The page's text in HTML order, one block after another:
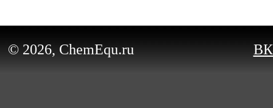
© 2026, ChemEqu.ru